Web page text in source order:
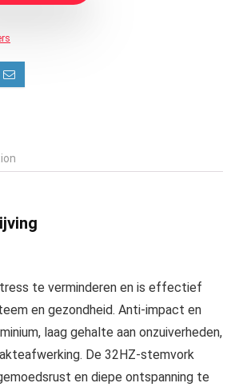
te verminderen en is effectief
en gezondheid. Anti-impact en
laag gehalte aan onzuiverheden,
De 32HZ-stemvork
en diepe ontspanning te